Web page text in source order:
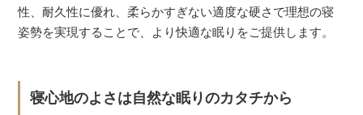
性、耐久性に優れ、柔らかすぎない適度な硬さで理想の寝
姿勢を実現することで、より快適な眠りをご提供します。
寝心地のよさは自然な眠りのカタチから